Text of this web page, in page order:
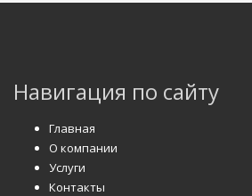
Навигация по сайту
Главная
О компании
Услуги
Контакты